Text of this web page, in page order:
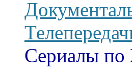
Сериалы